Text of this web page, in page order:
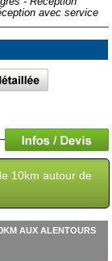
avec service
10km autour de
AUX ALENTOURS